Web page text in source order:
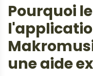
Pourquoi
une aide